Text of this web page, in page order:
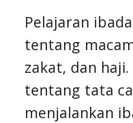
Pelajaran
tentang
zakat, dan
tentang tata
menjalankan